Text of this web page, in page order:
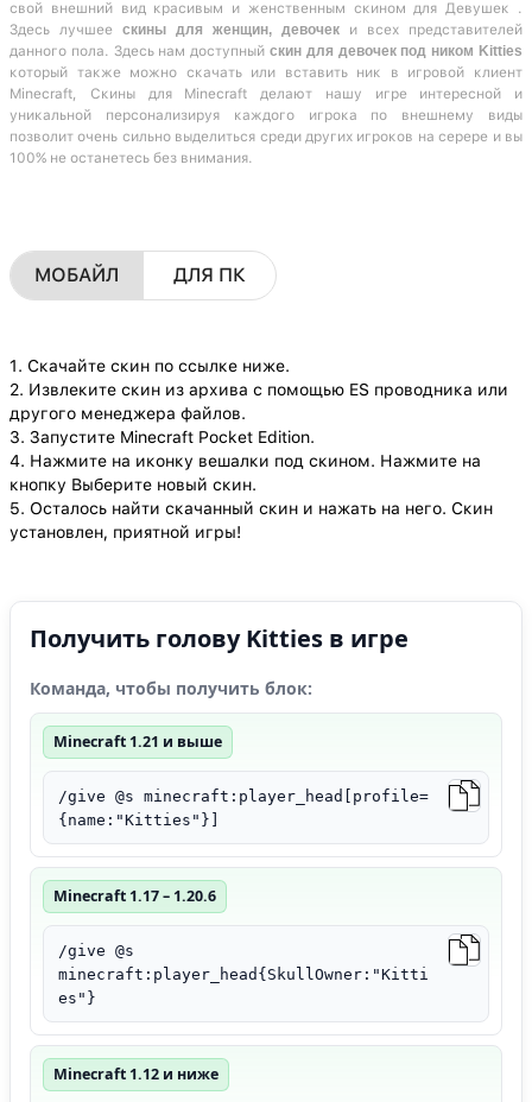
свой внешний вид красивым и женственным скином для Девушек .
Здесь лучшее скины для женщин, девочек и всех представителей
данного пола. Здесь нам доступный скин для девочек под ником Kitties
который также можно скачать или вставить ник в игровой клиент
Minecraft, Скины для Minecraft делают нашу игре интересной и
уникальной персонализируя каждого игрока по внешнему виды
позволит очень сильно выделиться среди других игроков на серере и вы
100% не останетесь без внимания.
МОБАЙЛ ДЛЯ ПК
1. Скачайте скин по ссылке ниже.
2. Извлеките скин из архива с помощью ES проводника или
другого менеджера файлов.
3. Запустите Minecraft Pocket Edition.
4. Нажмите на иконку вешалки под скином. Нажмите на
кнопку Выберите новый скин.
5. Осталось найти скачанный скин и нажать на него. Скин
установлен, приятной игры!
Получить голову Kitties в игре
Команда, чтобы получить блок:
Minecraft 1.21 и выше
/give @s minecraft:player_head[profile=
{name:"Kitties"}]
Minecraft 1.17 – 1.20.6
/give @s
minecraft:player_head{SkullOwner:"Kitti
es"}
Minecraft 1.12 и ниже